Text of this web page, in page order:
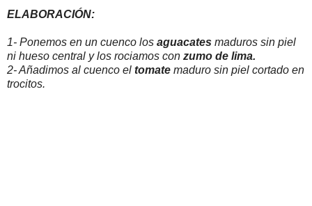
ELABORACIÓN:
1- Ponemos en un cuenco los aguacates maduros sin piel
ni hueso central y los rociamos con zumo de lima.
2- Añadimos al cuenco el tomate maduro sin piel cortado en
trocitos.